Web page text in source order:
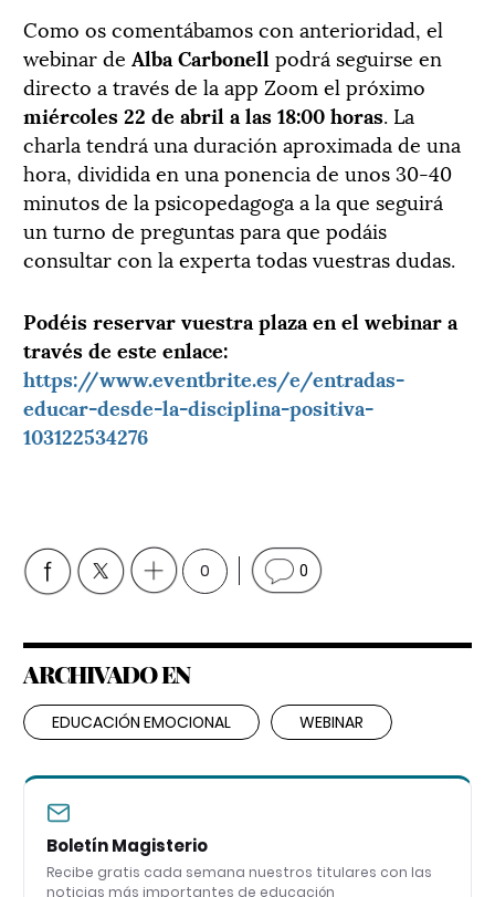
Como os comentábamos con anterioridad, el
webinar de Alba Carbonell podrá seguirse en
directo a través de la app Zoom el próximo
miércoles 22 de abril a las 18:00 horas. La
charla tendrá una duración aproximada de una
hora, dividida en una ponencia de unos 30-40
minutos de la psicopedagoga a la que seguirá
un turno de preguntas para que podáis
consultar con la experta todas vuestras dudas.
Podéis reservar vuestra plaza en el webinar a
través de este enlace:
https://www.eventbrite.es/e/entradas-
educar-desde-la-disciplina-positiva-
103122534276
0 0
ARCHIVADO EN
EDUCACIÓN EMOCIONAL WEBINAR
Boletín Magisterio
Recibe gratis cada semana nuestros titulares con las
noticias más importantes de educación